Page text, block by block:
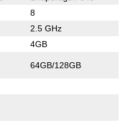
8
2.5 GHz
4GB
64GB/128GB